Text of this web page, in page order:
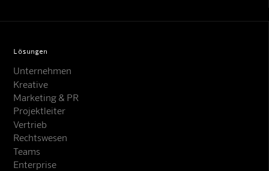
Lösungen
Unternehmen
Kreative
Marketing & PR
Projektleiter
Vertrieb
Rechtswesen
Teams
Enterprise